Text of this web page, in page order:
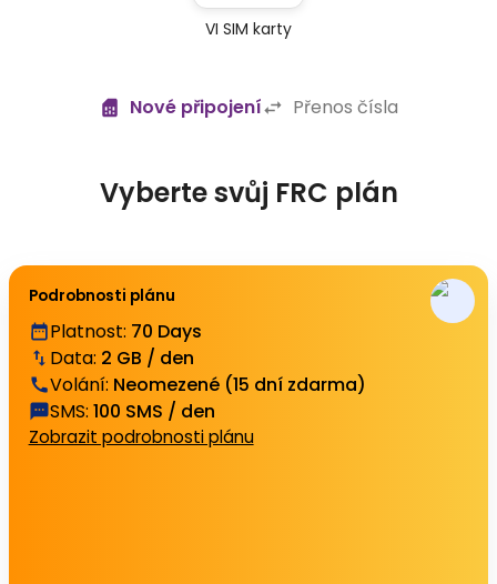
VI SIM karty
Nové připojení Přenos čísla
Vyberte svůj FRC plán
Podrobnosti plánu
Platnost: 70 Days
Data: 2 GB / den
Volání: Neomezené (15 dní zdarma)
SMS: 100 SMS / den
Zobrazit podrobnosti plánu